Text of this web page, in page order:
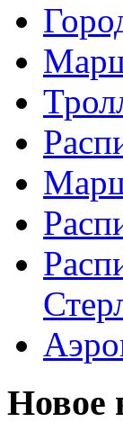
Новое